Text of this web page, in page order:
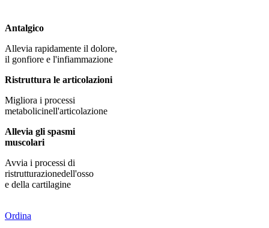
Antalgico
Allevia rapidamente il dolore,
il gonfiore e l'infiammazione
Ristruttura le articolazioni
Migliora i processi
metabolicinell'articolazione
Allevia gli spasmi
muscolari
Avvia i processi di
ristrutturazionedell'osso
e della cartilagine
Ordina